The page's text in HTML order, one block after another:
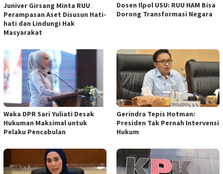
Juniver Girsang Minta RUU
Perampasan Aset Disusun Hati-
hati dan Lindungi Hak
Masyarakat
Dosen Ilpol USU: RUU HAM Bisa
Dorong Transformasi Negara
Waka DPR Sari Yuliati Desak
Hukuman Maksimal untuk
Pelaku Pencabulan
Gerindra Tepis Hotman:
Presiden Tak Pernah Intervensi
Hukum